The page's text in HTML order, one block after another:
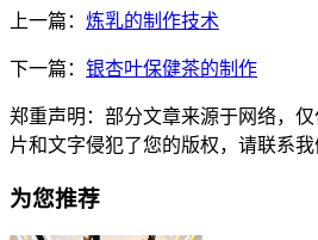
上一篇： 炼乳的制作技术
下一篇： 银杏叶保健茶的制作
郑重声明：部分文章来源于网络，
片和文字侵犯了您的版权，请联系我
为您推荐